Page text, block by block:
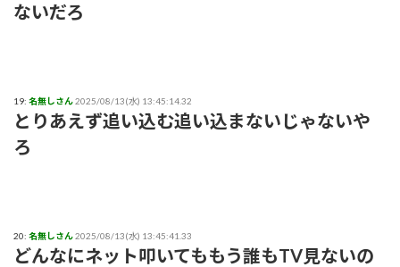
ないだろ
19: 名無しさん2025/08/13(水) 13:45:14.32
とりあえず追い込む追い込まないじゃないや
ろ
20: 名無しさん2025/08/13(水) 13:45:41.33
どんなにネット叩いてももう誰もTV見ないの